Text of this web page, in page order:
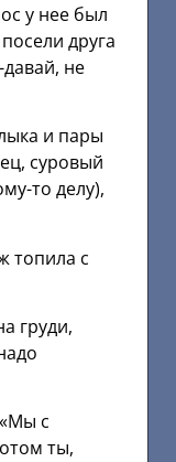
у нее был
друга
не
и пары
суровый
то делу),
топила с
груди,
с
ты,